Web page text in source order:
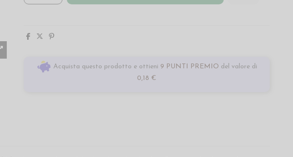
Acquista questo prodotto e ottieni 9 PUNTI PREMIO del valore di
0,18 €